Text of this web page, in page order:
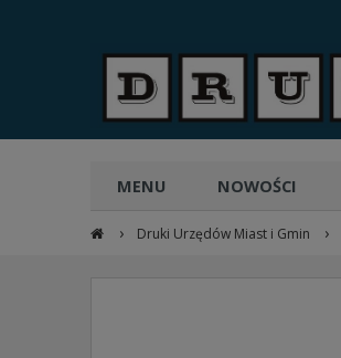
MENU NOWOŚCI
› Druki Urzędów Miast i Gmin ›